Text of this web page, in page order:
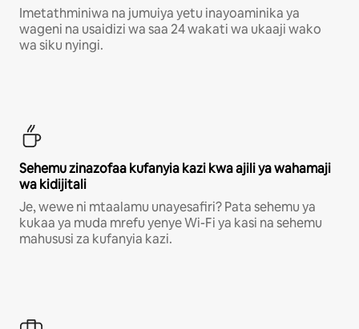
Imetathminiwa na jumuiya yetu inayoaminika ya
wageni na usaidizi wa saa 24 wakati wa ukaaji wako
wa siku nyingi.
Sehemu zinazofaa kufanyia kazi kwa ajili ya wahamaji
wa kidijitali
Je, wewe ni mtaalamu unayesafiri? Pata sehemu ya
kukaa ya muda mrefu yenye Wi-Fi ya kasi na sehemu
mahususi za kufanyia kazi.